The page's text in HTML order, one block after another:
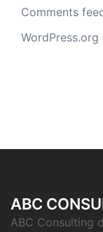
Comments
WordPress.org
ABC
ABC Consulting